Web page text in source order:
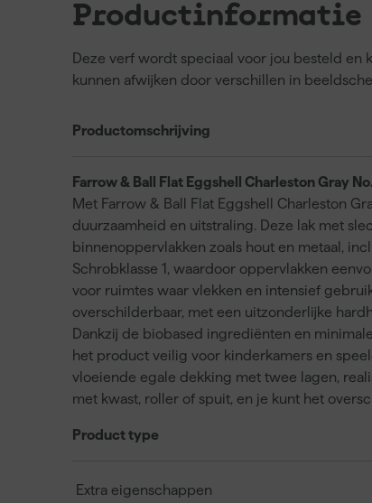
Productinformatie
Deze verf wordt speciaal voor jou besteld
kunnen afwijken door verschillen in
Productomschrijving
Farrow & Ball Flat Eggshell Charleston Gray
Met Farrow & Ball Flat Eggshell Charleston
duurzaamheid en uitstraling. Deze lak met
binnenoppervlakken zoals hout en metaal,
Schrobklasse 1, waardoor oppervlakken
voor ruimtes waar vlekken en intensief
overschilderbaar, met een uitzonderlijke
Dankzij de biobased ingrediënten en
het product veilig voor kinderkamers en
vloeiende egale dekking met twee lagen,
met kwast, roller of spuit, en je kunt het
Product type
Extra eigenschappen